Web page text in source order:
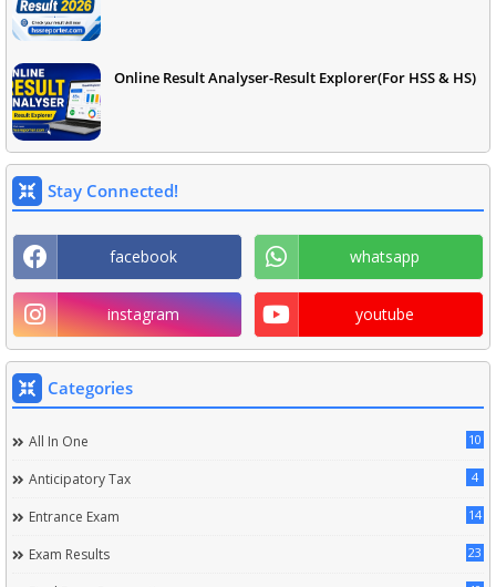
Online Result Analyser-Result Explorer(For HSS & HS)
Stay Connected!
facebook whatsapp
instagram youtube
Categories
All In One 10
Anticipatory Tax 4
Entrance Exam 14
Exam Results 23